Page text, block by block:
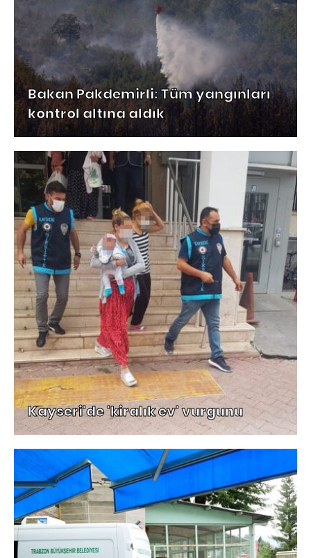
Bakan Pakdemirli: Tüm yangınları
kontrol altına aldık
Kayseri'de 'kiralık ev' vurgunu